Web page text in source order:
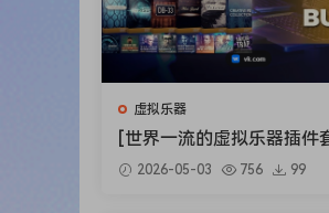
用先进的源信号分离
频率相关的电池电量
总线上使用，UNMIX
ADAPTIVERB
：是一
增加了感知深度、谐
增加了 “size”、
虚拟乐器
[世界一流的虚拟乐器插件
IR Music Technology
ts Bundle 2025-R2R
2026-05-03 756 99